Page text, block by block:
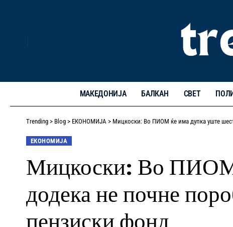
МАКЕДОНИЈА БАЛКАН СВЕТ
Trending > Blog > ЕКОНОМИЈА > Мицкоски: Во ПИОМ ќе има дупка уште
ЕКОНОМИЈА
Мицкоски: Во ПИОМ
додека не почне